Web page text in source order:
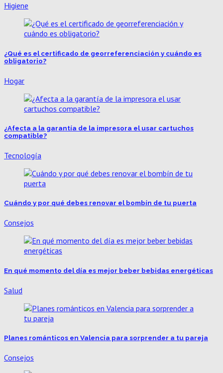
Higiene
¿Qué es el certificado de georreferenciación y cuándo es
obligatorio?
Hogar
¿Afecta a la garantía de la impresora el usar cartuchos
compatible?
Tecnología
Cuándo y por qué debes renovar el bombín de tu puerta
Consejos
En qué momento del día es mejor beber bebidas energéticas
Salud
Planes románticos en Valencia para sorprender a tu pareja
Consejos